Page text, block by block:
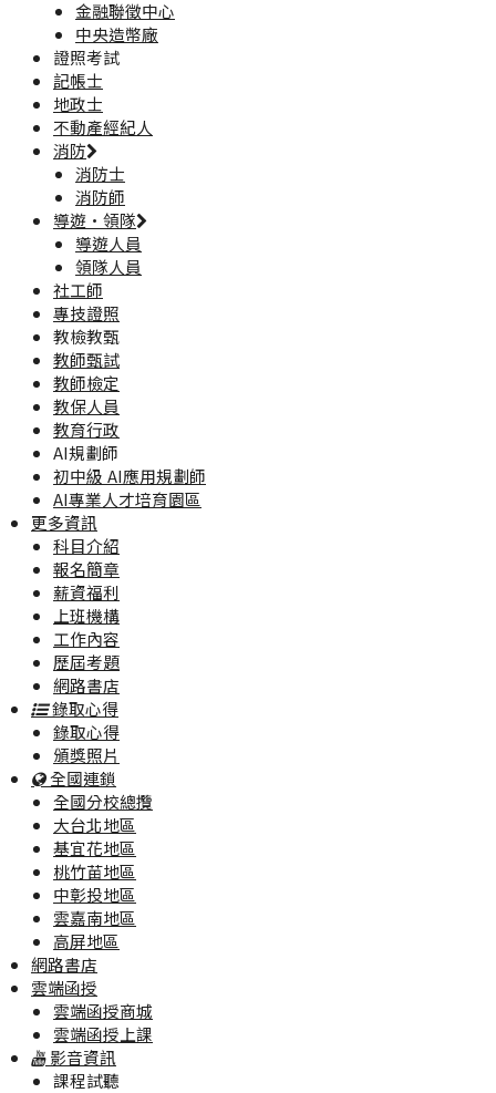
金融聯徵中心
中央造幣廠
證照考試
記帳士
地政士
不動產經紀人
消防
消防士
消防師
導遊·領隊
導遊人員
領隊人員
社工師
專技證照
教檢教甄
教師甄試
教師檢定
教保人員
教育行政
AI規劃師
初中級 AI應用規劃師
AI專業人才培育園區
更多資訊
科目介紹
報名簡章
薪資福利
上班機構
工作內容
歷屆考題
網路書店
錄取心得
錄取心得
頒獎照片
全國連鎖
全國分校總攬
大台北地區
基宜花地區
桃竹苗地區
中彰投地區
雲嘉南地區
高屏地區
網路書店
雲端函授
雲端函授商城
雲端函授上課
影音資訊
課程試聽